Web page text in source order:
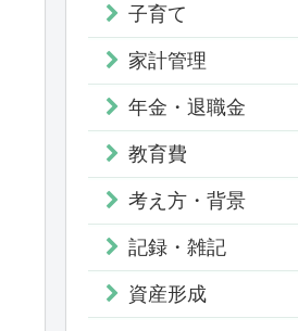
子育て
家計管理
年金・退職金
教育費
考え方・背景
記録・雑記
資産形成